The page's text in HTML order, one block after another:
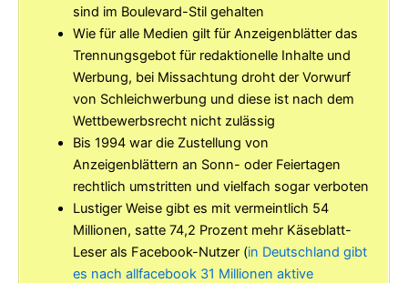
sind im Boulevard-Stil gehalten
Wie für alle Medien gilt für Anzeigenblätter das
Trennungsgebot für redaktionelle Inhalte und
Werbung, bei Missachtung droht der Vorwurf
von Schleichwerbung und diese ist nach dem
Wettbewerbsrecht nicht zulässig
Bis 1994 war die Zustellung von
Anzeigenblättern an Sonn- oder Feiertagen
rechtlich umstritten und vielfach sogar verboten
Lustiger Weise gibt es mit vermeintlich 54
Millionen, satte 74,2 Prozent mehr Käseblatt-
Leser als Facebook-Nutzer (in Deutschland gibt
es nach allfacebook 31 Millionen aktive